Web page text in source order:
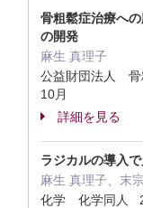
骨粗鬆症治療へ
の開発
麻生 真理子
公益財団法人
10月
詳細を見る
ラジカルの導入
麻生 真理子、末
化学 化学同人